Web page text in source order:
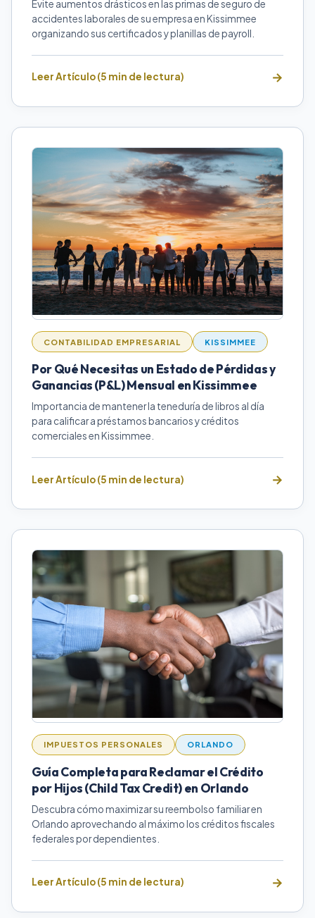
Evite aumentos drásticos en las primas de seguro de
accidentes laborales de su empresa en Kissimmee
organizando sus certificados y planillas de payroll.
Leer Artículo (5 min de lectura)
CONTABILIDAD EMPRESARIAL KISSIMMEE
Por Qué Necesitas un Estado de Pérdidas y
Ganancias (P&L) Mensual en Kissimmee
Importancia de mantener la teneduría de libros al día
para calificar a préstamos bancarios y créditos
comerciales en Kissimmee.
Leer Artículo (5 min de lectura)
IMPUESTOS PERSONALES ORLANDO
Guía Completa para Reclamar el Crédito
por Hijos (Child Tax Credit) en Orlando
Descubra cómo maximizar su reembolso familiar en
Orlando aprovechando al máximo los créditos fiscales
federales por dependientes.
Leer Artículo (5 min de lectura)